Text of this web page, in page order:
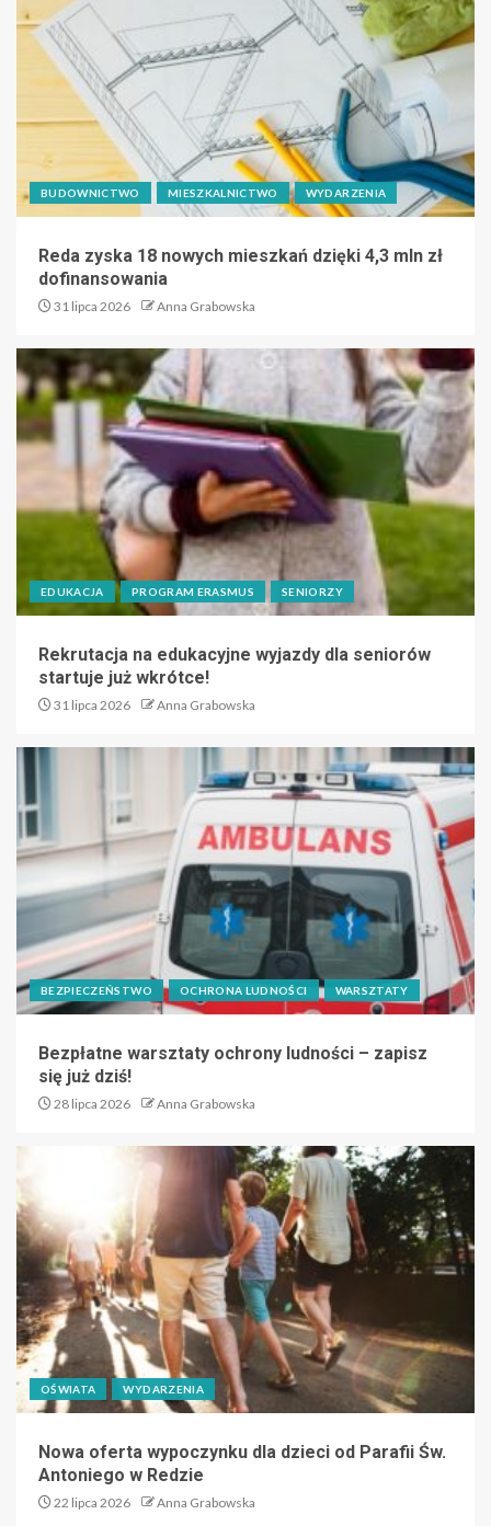
BUDOWNICTWO MIESZKALNICTWO WYDARZENIA
Reda zyska 18 nowych mieszkań dzięki 4,3 mln zł
dofinansowania
31 lipca 2026 Anna Grabowska
EDUKACJA PROGRAM ERASMUS SENIORZY
Rekrutacja na edukacyjne wyjazdy dla seniorów
startuje już wkrótce!
31 lipca 2026 Anna Grabowska
BEZPIECZEŃSTWO OCHRONA LUDNOŚCI WARSZTATY
Bezpłatne warsztaty ochrony ludności – zapisz
się już dziś!
28 lipca 2026 Anna Grabowska
OŚWIATA WYDARZENIA
Nowa oferta wypoczynku dla dzieci od Parafii Św.
Antoniego w Redzie
22 lipca 2026 Anna Grabowska